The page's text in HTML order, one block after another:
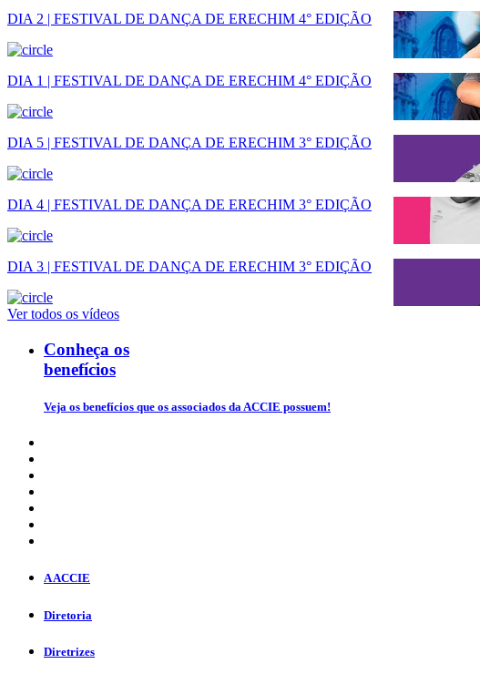
DIA 2 | FESTIVAL DE DANÇA DE ERECHIM 4° EDIÇÃO
DIA 1 | FESTIVAL DE DANÇA DE ERECHIM 4° EDIÇÃO
DIA 5 | FESTIVAL DE DANÇA DE ERECHIM 3° EDIÇÃO
DIA 4 | FESTIVAL DE DANÇA DE ERECHIM 3° EDIÇÃO
DIA 3 | FESTIVAL DE DANÇA DE ERECHIM 3° EDIÇÃO
Ver todos os vídeos
Conheça os
benefícios
Veja os benefícios que os associados da ACCIE possuem!
A ACCIE
Diretoria
Diretrizes